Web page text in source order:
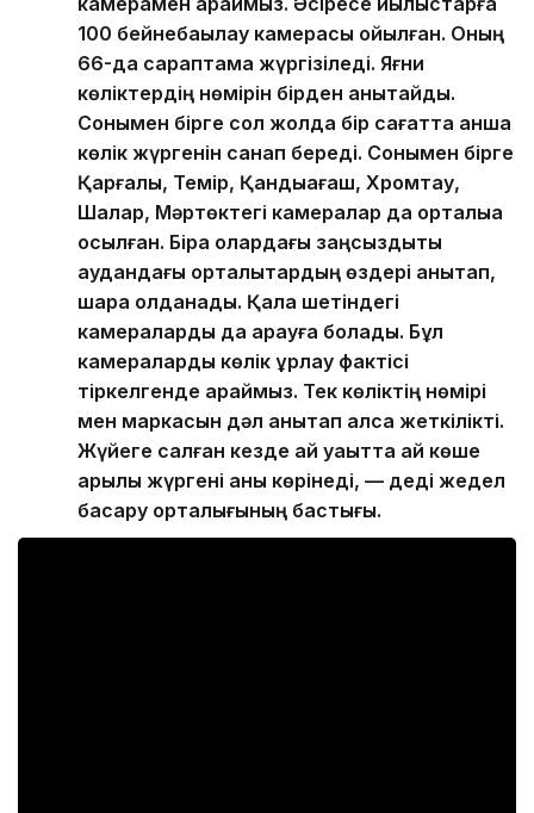
100 бейнебақылау камерасы қойылған. Оның
66-да сараптама жүргізіледі. Яғни
көліктердің нөмірін бірден анықтайды.
Сонымен бірге сол жолда бір сағатта қанша
көлік жүргенін санап береді. Сонымен бірге
Қарғалы, Темір, Қандыағаш, Хромтау,
Шалқар, Мәртөктегі камералар да орталыққа
қосылған. Бірақ олардағы заңсыздықты
аудандағы орталықтардың өздері анықтап,
шара қолданады. Қала шетіндегі
камераларды да қарауға болады. Бұл
камераларды көлік ұрлау фактісі
тіркелгенде қараймыз. Тек көліктің нөмірі
мен маркасын дәл анықтап алса жеткілікті.
Жүйеге салған кезде қай уақытта қай көше
арқылы жүргені анық көрінеді, — деді жедел
басқару орталығының бастығы.